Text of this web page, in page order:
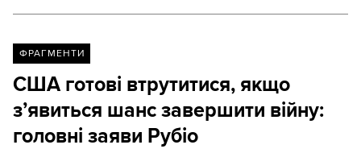
ФРАГМЕНТИ
США готові втрутитися, якщо
з’явиться шанс завершити війну:
головні заяви Рубіо